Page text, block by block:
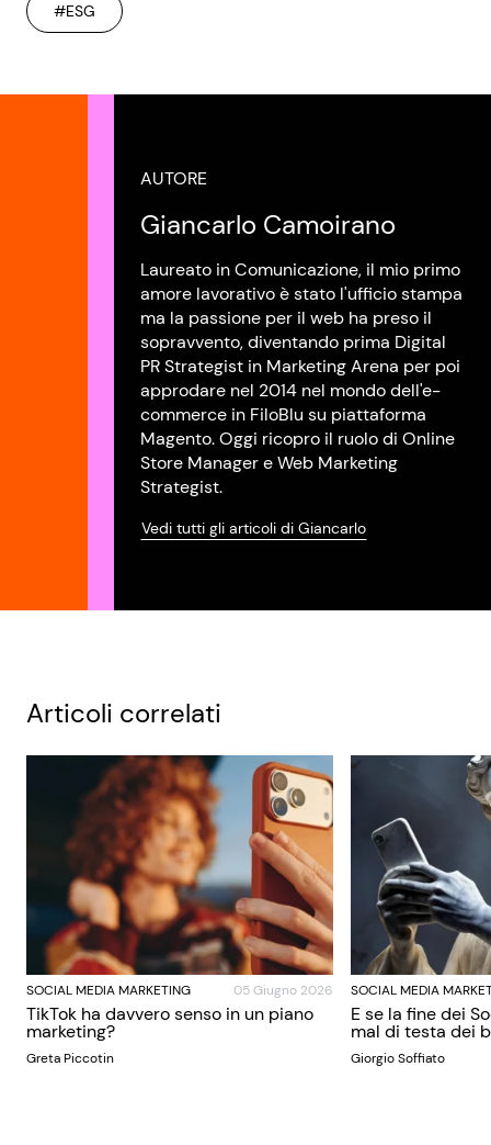
#ESG
AUTORE
Giancarlo Camoirano
Laureato in Comunicazione, il mio primo
amore lavorativo è stato l'ufficio stampa
ma la passione per il web ha preso il
sopravvento, diventando prima Digital
PR Strategist in Marketing Arena per poi
approdare nel 2014 nel mondo dell'e-
commerce in FiloBlu su piattaforma
Magento. Oggi ricopro il ruolo di Online
Store Manager e Web Marketing
Strategist.
Vedi tutti gli articoli di Giancarlo
Articoli correlati
SOCIAL MEDIA MARKETING 05 Giugno 2026
TikTok ha davvero senso in un piano
marketing?
Greta Piccotin
SOCIAL MEDIA
E se la fine dei
mal di testa dei
Giorgio Soffiato